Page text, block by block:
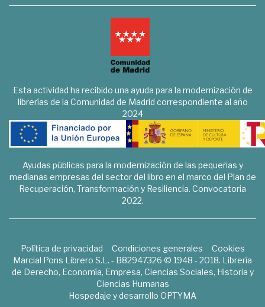
Esta actividad ha recibido una ayuda para la modernización de
librerías de la Comunidad de Madrid correspondiente al año
2024
Ayudas públicas para la modernización de las pequeñas y
medianas empresas del sector del libro en el marco del Plan de
Recuperación, Transformación y Resiliencia. Convocatoria
2022.
Política de privacidad Condiciones generales
Cookies
Marcial Pons Librero S.L. - B82947326 © 1948 - 2018. Librería
de Derecho, Economía, Empresa, Ciencias Sociales, Historia y
Ciencias Humanas
Hospedaje y desarrollo OPTYMA